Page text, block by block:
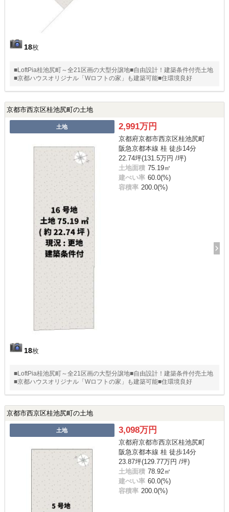
18枚
■LoftPia桂池尻町～全21区画の大型分譲地■自由設計！建築条件付売土地
■京都ハウスオリジナル「Wロフトの家」も建築可能■住環境良好
京都市西京区桂池尻町の土地
土地
18枚
2,991万円
京都府京都市西京区桂池尻町
阪急京都本線 桂 徒歩14分
22.74坪(131.5万円 /坪)
土地面積 75.19㎡
建ぺい率 60.0(%)
容積率 200.0(%)
■LoftPia桂池尻町～全21区画の大型分譲地■自由設計！建築条件付売土地
■京都ハウスオリジナル「Wロフトの家」も建築可能■住環境良好
京都市西京区桂池尻町の土地
土地 3,098万円
京都府京都市西京区桂池尻町
阪急京都本線 桂 徒歩14分
23.87坪(129.77万円 /坪)
土地面積 78.92㎡
建ぺい率 60.0(%)
容積率 200.0(%)